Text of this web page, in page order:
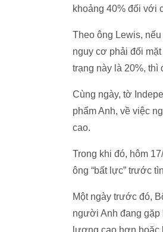
khoảng 40% đối với
Theo ông Lewis,
nguy cơ phải đối
trạng này là 20%, thì
Cùng ngày, tờ
phẩm Anh, về việc
cao.
Trong khi đó, hôm
ông “bất lực” trước
Một ngày trước đó,
người Anh đang gặp
lương cao hơn hoặc